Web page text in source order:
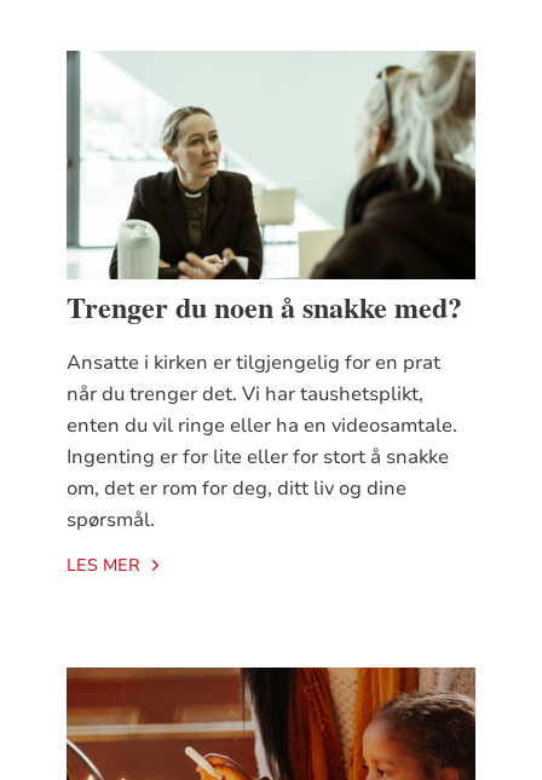
Trenger du noen å snakke med?
Ansatte i kirken er tilgjengelig for en prat
når du trenger det. Vi har taushetsplikt,
enten du vil ringe eller ha en videosamtale.
Ingenting er for lite eller for stort å snakke
om, det er rom for deg, ditt liv og dine
spørsmål.
LES MER